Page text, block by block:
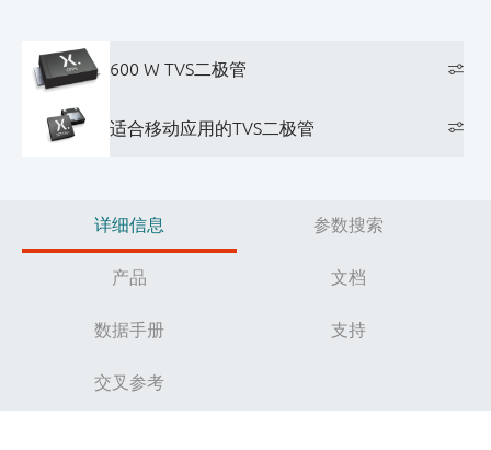
600 W TVS二极管
适合移动应用的TVS二极管
详细信息 参数搜索
产品 文档
数据手册 支持
交叉参考